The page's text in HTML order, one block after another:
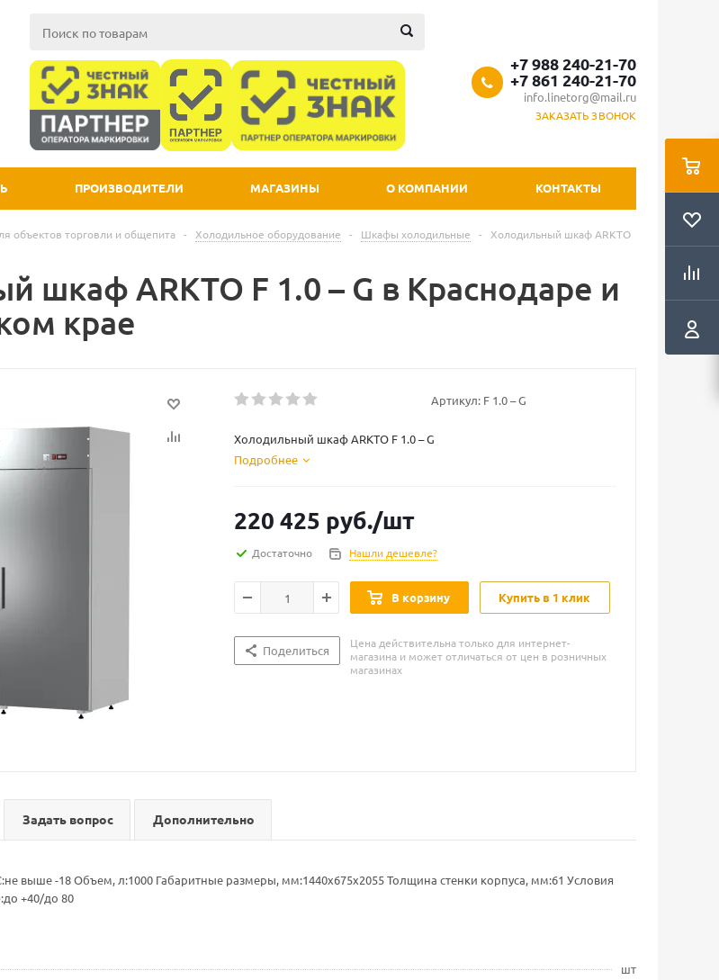
+7 988 240-21-70
+7 861 240-21-70
info.linetorg@mail.ru
ЗАКАЗАТЬ ЗВОНОК
ПРОИЗВОДИТЕЛИ МАГАЗИНЫ О КОМПАНИИ КОНТАКТЫ
объектов торговли и общепита - Холодильное оборудование - Шкафы холодильные -
Холодильный шкаф ARKTO
шкаф ARKTO F 1.0 – G в Краснодаре и
крае
Артикул: F 1.0 – G
Холодильный шкаф ARKTO F 1.0 – G
Подробнее
220 425 руб./шт
Достаточно Нашли дешевле?
В корзину Купить в 1 клик
Поделиться
Цена действительна только для интернет-
магазина и может отличаться от цен в розничных
магазинах
Задать вопрос Дополнительно
выше -18 Объем, л:1000 Габаритные размеры, мм:1440х675х2055 Толщина стенки корпуса, мм:61 Условия
+40/до 80
шт